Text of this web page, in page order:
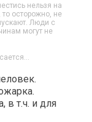
нельзя на
осторожно, не
Люди с
могут не
в т.ч. и для